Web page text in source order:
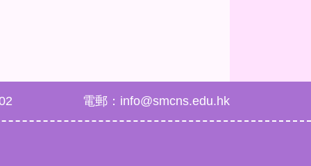
電郵：info@smcns.edu.hk